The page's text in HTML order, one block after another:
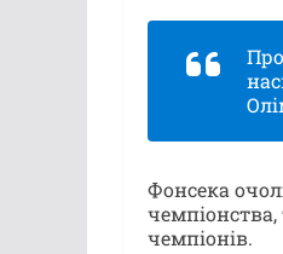
Фонсека
чемпіонів.